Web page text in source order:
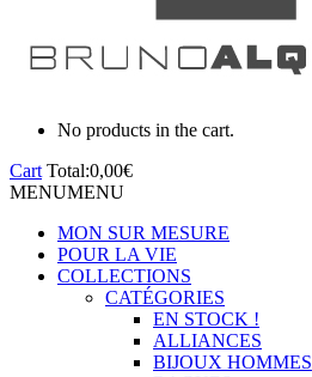
No products in the cart.
Cart Total:0,00€
MENUMENU
MON SUR MESURE
POUR LA VIE
COLLECTIONS
CATÉGORIES
EN STOCK !
ALLIANCES
BIJOUX HOMMES